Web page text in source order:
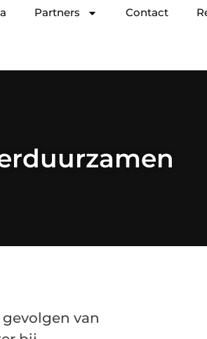
Partners Contact
van